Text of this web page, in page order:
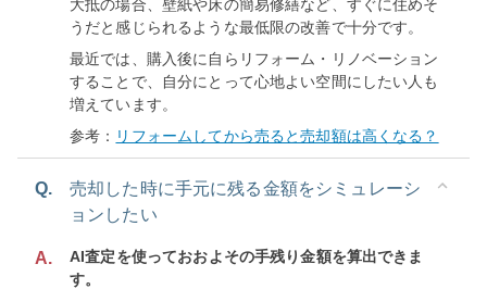
大抵の場合、壁紙や床の簡易修繕など、すぐに住めそ
うだと感じられるような最低限の改善で十分です。
最近では、購入後に自らリフォーム・リノベーション
することで、自分にとって心地よい空間にしたい人も
増えています。
参考： リフォームしてから売ると売却額は高くなる？
Q.
売却した時に手元に残る金額をシミュレーシ
ョンしたい
A.
AI査定を使っておおよその手残り金額を算出できま
す。